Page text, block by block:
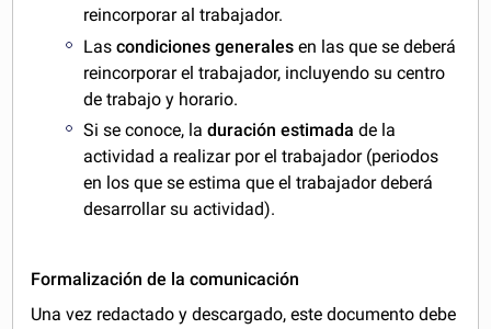
reincorporar al trabajador.
Lascondiciones generales en las que se deberá
reincorporar el trabajador, incluyendo su centro
de trabajo y horario.
Si se conoce, la duración estimada de la
actividad a realizar por el trabajador (periodos
en los que se estima que el trabajador deberá
desarrollar su actividad).
Formalización de la comunicación
Una vez redactado y descargado, este documento debe